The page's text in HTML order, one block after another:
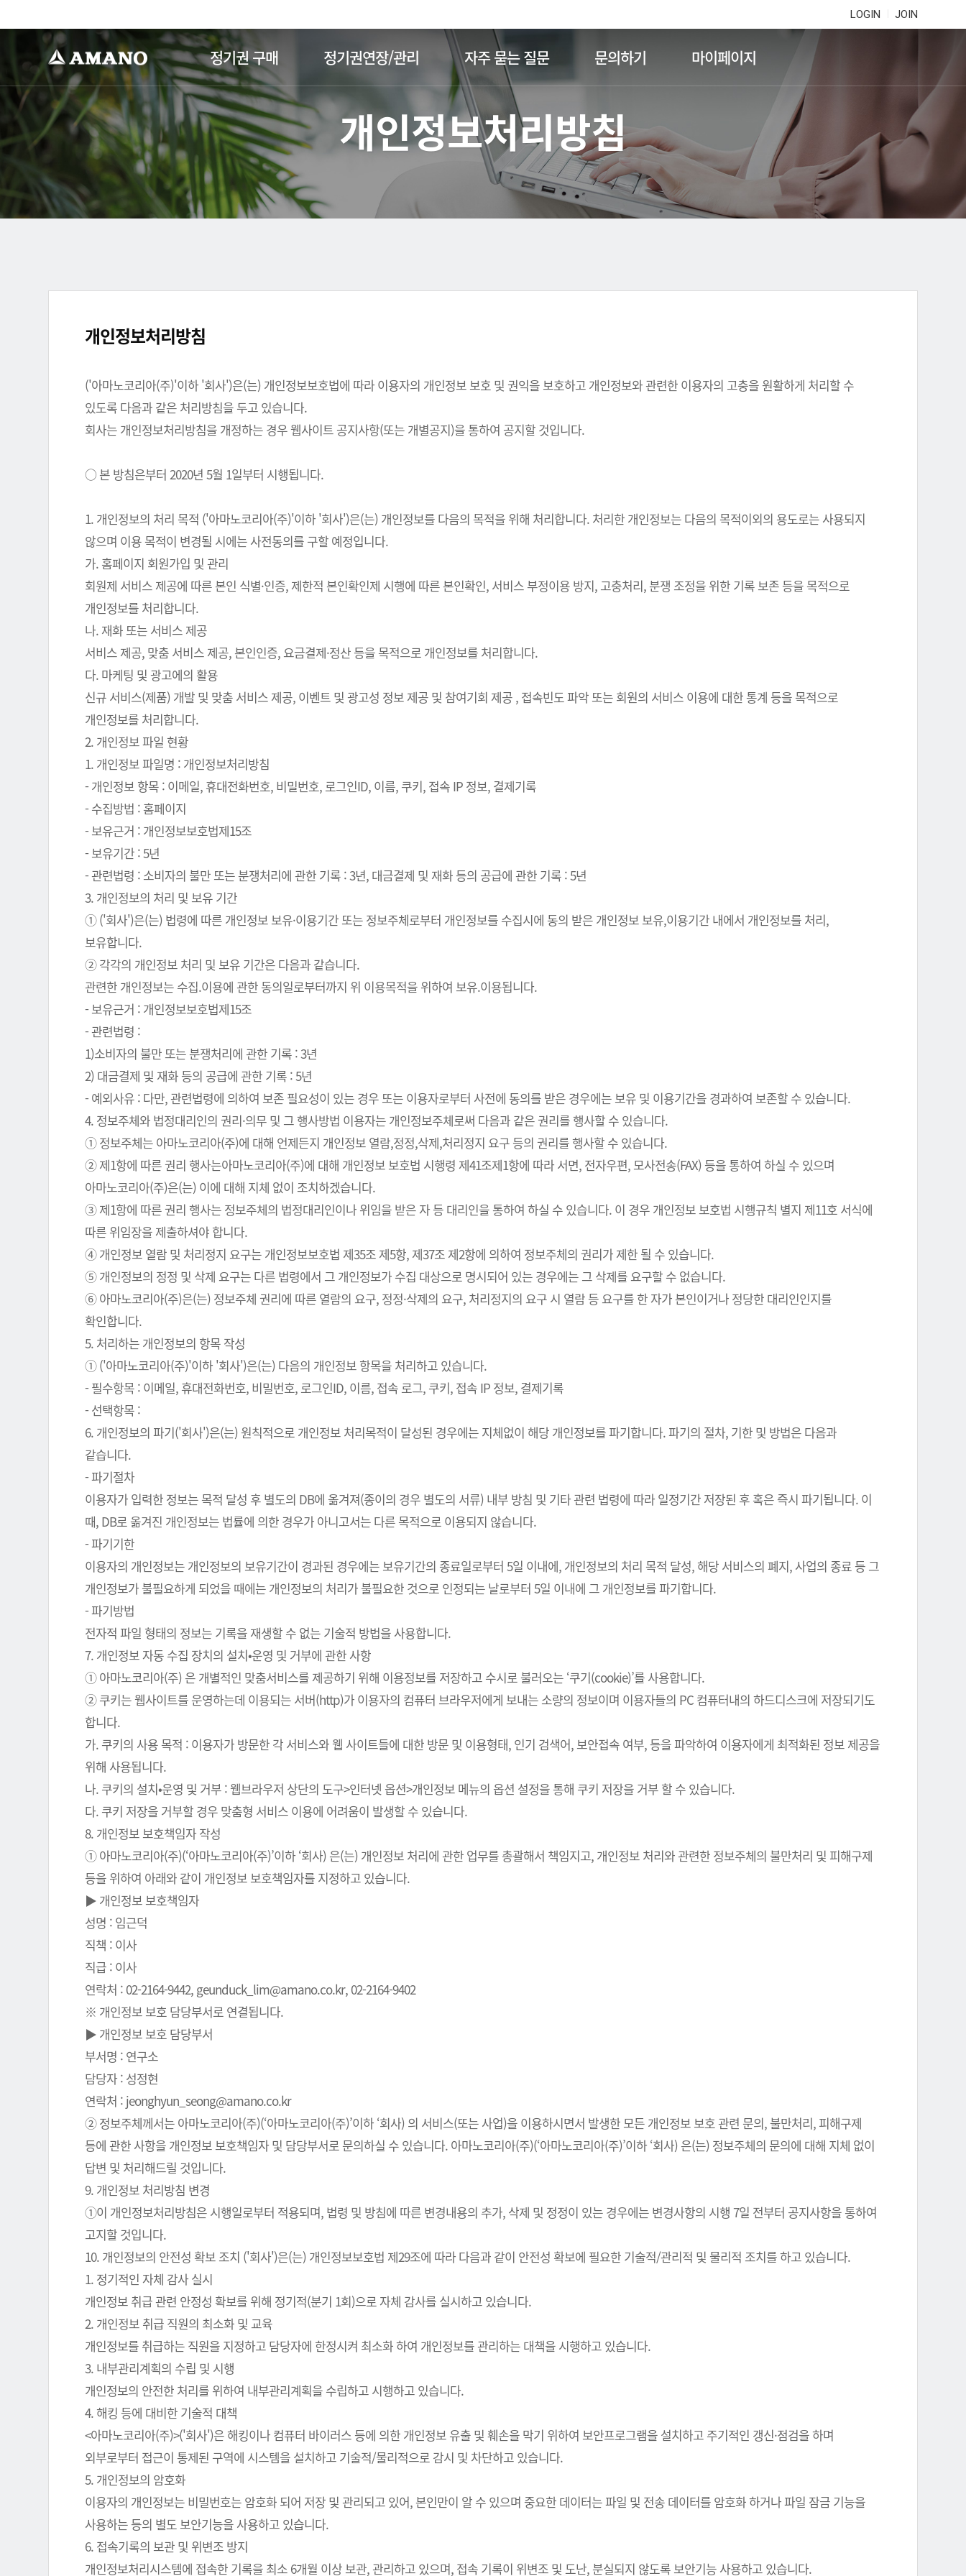
LOGIN JOIN
정기권 구매 정기권연장/관리 자주 묻는 질문 문의하기 마이페이지
개인정보처리방침
개인정보처리방침
('아마노코리아(주)'이하 '회사')은(는) 개인정보보호법에 따라 이용자의 개인정보 보호 및 권익을 보호하고 개인정보와 관련한 이용자의 고충을 원활하게 처리할 수
있도록 다음과 같은 처리방침을 두고 있습니다.
회사는 개인정보처리방침을 개정하는 경우 웹사이트 공지사항(또는 개별공지)을 통하여 공지할 것입니다.
○ 본 방침은부터 2020년 5월 1일부터 시행됩니다.
1. 개인정보의 처리 목적 ('아마노코리아(주)'이하 '회사')은(는) 개인정보를 다음의 목적을 위해 처리합니다. 처리한 개인정보는 다음의 목적이외의 용도로는 사용되지
않으며 이용 목적이 변경될 시에는 사전동의를 구할 예정입니다.
가. 홈페이지 회원가입 및 관리
회원제 서비스 제공에 따른 본인 식별·인증, 제한적 본인확인제 시행에 따른 본인확인, 서비스 부정이용 방지, 고충처리, 분쟁 조정을 위한 기록 보존 등을 목적으로
개인정보를 처리합니다.
나. 재화 또는 서비스 제공
서비스 제공, 맞춤 서비스 제공, 본인인증, 요금결제·정산 등을 목적으로 개인정보를 처리합니다.
다. 마케팅 및 광고에의 활용
신규 서비스(제품) 개발 및 맞춤 서비스 제공, 이벤트 및 광고성 정보 제공 및 참여기회 제공 , 접속빈도 파악 또는 회원의 서비스 이용에 대한 통계 등을 목적으로
개인정보를 처리합니다.
2. 개인정보 파일 현황
1. 개인정보 파일명 : 개인정보처리방침
- 개인정보 항목 : 이메일, 휴대전화번호, 비밀번호, 로그인ID, 이름, 쿠키, 접속 IP 정보, 결제기록
- 수집방법 : 홈페이지
- 보유근거 : 개인정보보호법제15조
- 보유기간 : 5년
- 관련법령 : 소비자의 불만 또는 분쟁처리에 관한 기록 : 3년, 대금결제 및 재화 등의 공급에 관한 기록 : 5년
3. 개인정보의 처리 및 보유 기간
① ('회사')은(는) 법령에 따른 개인정보 보유·이용기간 또는 정보주체로부터 개인정보를 수집시에 동의 받은 개인정보 보유,이용기간 내에서 개인정보를 처리,
보유합니다.
② 각각의 개인정보 처리 및 보유 기간은 다음과 같습니다.
관련한 개인정보는 수집.이용에 관한 동의일로부터까지 위 이용목적을 위하여 보유.이용됩니다.
- 보유근거 : 개인정보보호법제15조
- 관련법령 :
1)소비자의 불만 또는 분쟁처리에 관한 기록 : 3년
2) 대금결제 및 재화 등의 공급에 관한 기록 : 5년
- 예외사유 : 다만, 관련법령에 의하여 보존 필요성이 있는 경우 또는 이용자로부터 사전에 동의를 받은 경우에는 보유 및 이용기간을 경과하여 보존할 수 있습니다.
4. 정보주체와 법정대리인의 권리·의무 및 그 행사방법 이용자는 개인정보주체로써 다음과 같은 권리를 행사할 수 있습니다.
① 정보주체는 아마노코리아(주)에 대해 언제든지 개인정보 열람,정정,삭제,처리정지 요구 등의 권리를 행사할 수 있습니다.
② 제1항에 따른 권리 행사는아마노코리아(주)에 대해 개인정보 보호법 시행령 제41조제1항에 따라 서면, 전자우편, 모사전송(FAX) 등을 통하여 하실 수 있으며
아마노코리아(주)은(는) 이에 대해 지체 없이 조치하겠습니다.
③ 제1항에 따른 권리 행사는 정보주체의 법정대리인이나 위임을 받은 자 등 대리인을 통하여 하실 수 있습니다. 이 경우 개인정보 보호법 시행규칙 별지 제11호 서식에
따른 위임장을 제출하셔야 합니다.
④ 개인정보 열람 및 처리정지 요구는 개인정보보호법 제35조 제5항, 제37조 제2항에 의하여 정보주체의 권리가 제한 될 수 있습니다.
⑤ 개인정보의 정정 및 삭제 요구는 다른 법령에서 그 개인정보가 수집 대상으로 명시되어 있는 경우에는 그 삭제를 요구할 수 없습니다.
⑥ 아마노코리아(주)은(는) 정보주체 권리에 따른 열람의 요구, 정정·삭제의 요구, 처리정지의 요구 시 열람 등 요구를 한 자가 본인이거나 정당한 대리인인지를
확인합니다.
5. 처리하는 개인정보의 항목 작성
① ('아마노코리아(주)'이하 '회사')은(는) 다음의 개인정보 항목을 처리하고 있습니다.
- 필수항목 : 이메일, 휴대전화번호, 비밀번호, 로그인ID, 이름, 접속 로그, 쿠키, 접속 IP 정보, 결제기록
- 선택항목 :
6. 개인정보의 파기('회사')은(는) 원칙적으로 개인정보 처리목적이 달성된 경우에는 지체없이 해당 개인정보를 파기합니다. 파기의 절차, 기한 및 방법은 다음과
같습니다.
- 파기절차
이용자가 입력한 정보는 목적 달성 후 별도의 DB에 옮겨져(종이의 경우 별도의 서류) 내부 방침 및 기타 관련 법령에 따라 일정기간 저장된 후 혹은 즉시 파기됩니다. 이
때, DB로 옮겨진 개인정보는 법률에 의한 경우가 아니고서는 다른 목적으로 이용되지 않습니다.
- 파기기한
이용자의 개인정보는 개인정보의 보유기간이 경과된 경우에는 보유기간의 종료일로부터 5일 이내에, 개인정보의 처리 목적 달성, 해당 서비스의 폐지, 사업의 종료 등 그
개인정보가 불필요하게 되었을 때에는 개인정보의 처리가 불필요한 것으로 인정되는 날로부터 5일 이내에 그 개인정보를 파기합니다.
- 파기방법
전자적 파일 형태의 정보는 기록을 재생할 수 없는 기술적 방법을 사용합니다.
7. 개인정보 자동 수집 장치의 설치•운영 및 거부에 관한 사항
① 아마노코리아(주) 은 개별적인 맞춤서비스를 제공하기 위해 이용정보를 저장하고 수시로 불러오는 ‘쿠기(cookie)’를 사용합니다.
② 쿠키는 웹사이트를 운영하는데 이용되는 서버(http)가 이용자의 컴퓨터 브라우저에게 보내는 소량의 정보이며 이용자들의 PC 컴퓨터내의 하드디스크에 저장되기도
합니다.
가. 쿠키의 사용 목적 : 이용자가 방문한 각 서비스와 웹 사이트들에 대한 방문 및 이용형태, 인기 검색어, 보안접속 여부, 등을 파악하여 이용자에게 최적화된 정보 제공을
위해 사용됩니다.
나. 쿠키의 설치•운영 및 거부 : 웹브라우저 상단의 도구>인터넷 옵션>개인정보 메뉴의 옵션 설정을 통해 쿠키 저장을 거부 할 수 있습니다.
다. 쿠키 저장을 거부할 경우 맞춤형 서비스 이용에 어려움이 발생할 수 있습니다.
8. 개인정보 보호책임자 작성
① 아마노코리아(주)(‘아마노코리아(주)’이하 ‘회사) 은(는) 개인정보 처리에 관한 업무를 총괄해서 책임지고, 개인정보 처리와 관련한 정보주체의 불만처리 및 피해구제
등을 위하여 아래와 같이 개인정보 보호책임자를 지정하고 있습니다.
▶ 개인정보 보호책임자
성명 : 임근덕
직책 : 이사
직급 : 이사
연락처 : 02-2164-9442, geunduck_lim@amano.co.kr, 02-2164-9402
※ 개인정보 보호 담당부서로 연결됩니다.
▶ 개인정보 보호 담당부서
부서명 : 연구소
담당자 : 성정현
연락처 : jeonghyun_seong@amano.co.kr
② 정보주체께서는 아마노코리아(주)(‘아마노코리아(주)’이하 ‘회사) 의 서비스(또는 사업)을 이용하시면서 발생한 모든 개인정보 보호 관련 문의, 불만처리, 피해구제
등에 관한 사항을 개인정보 보호책임자 및 담당부서로 문의하실 수 있습니다. 아마노코리아(주)(‘아마노코리아(주)’이하 ‘회사) 은(는) 정보주체의 문의에 대해 지체 없이
답변 및 처리해드릴 것입니다.
9. 개인정보 처리방침 변경
①이 개인정보처리방침은 시행일로부터 적용되며, 법령 및 방침에 따른 변경내용의 추가, 삭제 및 정정이 있는 경우에는 변경사항의 시행 7일 전부터 공지사항을 통하여
고지할 것입니다.
10. 개인정보의 안전성 확보 조치 ('회사')은(는) 개인정보보호법 제29조에 따라 다음과 같이 안전성 확보에 필요한 기술적/관리적 및 물리적 조치를 하고 있습니다.
1. 정기적인 자체 감사 실시
개인정보 취급 관련 안정성 확보를 위해 정기적(분기 1회)으로 자체 감사를 실시하고 있습니다.
2. 개인정보 취급 직원의 최소화 및 교육
개인정보를 취급하는 직원을 지정하고 담당자에 한정시켜 최소화 하여 개인정보를 관리하는 대책을 시행하고 있습니다.
3. 내부관리계획의 수립 및 시행
개인정보의 안전한 처리를 위하여 내부관리계획을 수립하고 시행하고 있습니다.
4. 해킹 등에 대비한 기술적 대책
<아마노코리아(주)>('회사')은 해킹이나 컴퓨터 바이러스 등에 의한 개인정보 유출 및 훼손을 막기 위하여 보안프로그램을 설치하고 주기적인 갱신·점검을 하며
외부로부터 접근이 통제된 구역에 시스템을 설치하고 기술적/물리적으로 감시 및 차단하고 있습니다.
5. 개인정보의 암호화
이용자의 개인정보는 비밀번호는 암호화 되어 저장 및 관리되고 있어, 본인만이 알 수 있으며 중요한 데이터는 파일 및 전송 데이터를 암호화 하거나 파일 잠금 기능을
사용하는 등의 별도 보안기능을 사용하고 있습니다.
6. 접속기록의 보관 및 위변조 방지
개인정보처리시스템에 접속한 기록을 최소 6개월 이상 보관, 관리하고 있으며, 접속 기록이 위변조 및 도난, 분실되지 않도록 보안기능 사용하고 있습니다.